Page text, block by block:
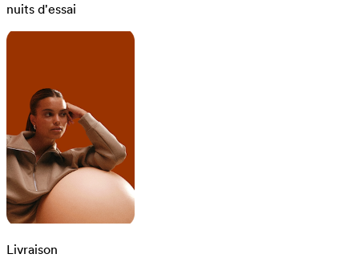
nuits d'essai
Livraison